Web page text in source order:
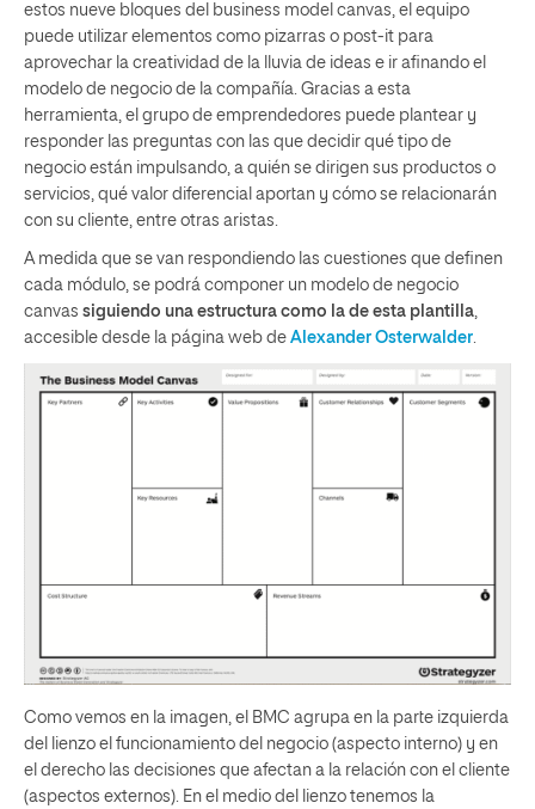
estos nueve bloques del business model canvas, el equipo
puede utilizar elementos como pizarras o post-it para
aprovechar la creatividad de la lluvia de ideas e ir afinando el
modelo de negocio de la compañía. Gracias a esta
herramienta, el grupo de emprendedores puede plantear y
responder las preguntas con las que decidir qué tipo de
negocio están impulsando, a quién se dirigen sus productos o
servicios, qué valor diferencial aportan y cómo se relacionarán
con su cliente, entre otras aristas.
A medida que se van respondiendo las cuestiones que definen
cada módulo, se podrá componer un modelo de negocio
canvas siguiendo una estructura como la de esta plantilla
accesible desde la página web de Alexander Osterwalder
Como vemos en la imagen, el BMC agrupa en la parte izquierda
del lienzo el funcionamiento del negocio (aspecto interno) y en
el derecho las decisiones que afectan a la relación con el cliente
(aspectos externos). En el medio del lienzo tenemos la